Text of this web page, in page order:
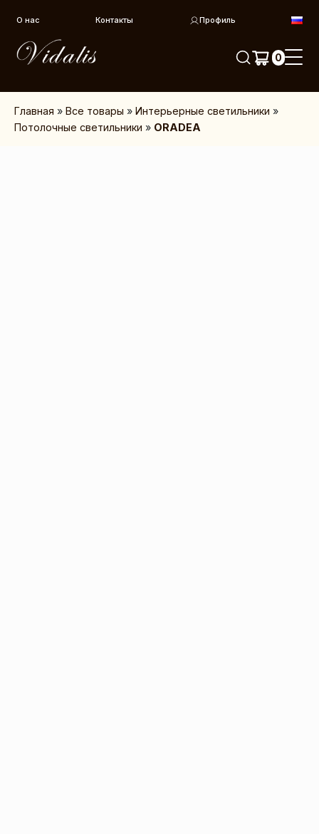
О нас Контакты Профиль
0
Главная »Все товары »Интерьерные светильники »
Потолочные светильники » ORADEA